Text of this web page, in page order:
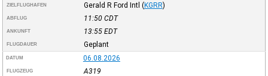
ZIELFLUGHAFEN Gerald R Ford Intl (KGRR)
ABFLUG 11:50 CDT
ANKUNFT 13:55 EDT
FLUGDAUER Geplant
DATUM 06.08.2026
FLUGZEUG A319